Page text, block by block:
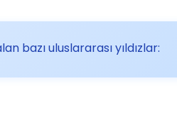
bazı uluslararası yıldızlar: